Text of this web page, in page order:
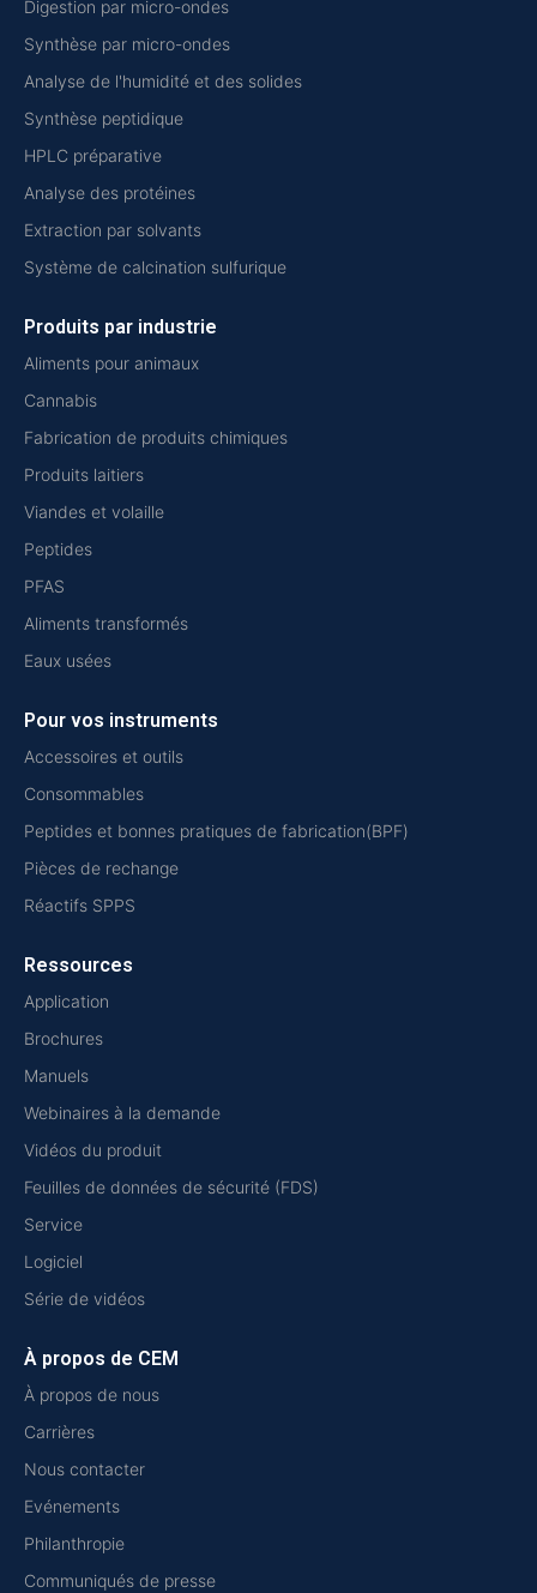
Digestion par micro-ondes
Synthèse par micro-ondes
Analyse de l'humidité et des solides
Synthèse peptidique
HPLC préparative
Analyse des protéines
Extraction par solvants
Système de calcination sulfurique
Produits par industrie
Aliments pour animaux
Cannabis
Fabrication de produits chimiques
Produits laitiers
Viandes et volaille
Peptides
PFAS
Aliments transformés
Eaux usées
Pour vos instruments
Accessoires et outils
Consommables
Peptides et bonnes pratiques de fabrication(BPF)
Pièces de rechange
Réactifs SPPS
Ressources
Application
Brochures
Manuels
Webinaires à la demande
Vidéos du produit
Feuilles de données de sécurité (FDS)
Service
Logiciel
Série de vidéos
À propos de CEM
À propos de nous
Carrières
Nous contacter
Evénements
Philanthropie
Communiqués de presse